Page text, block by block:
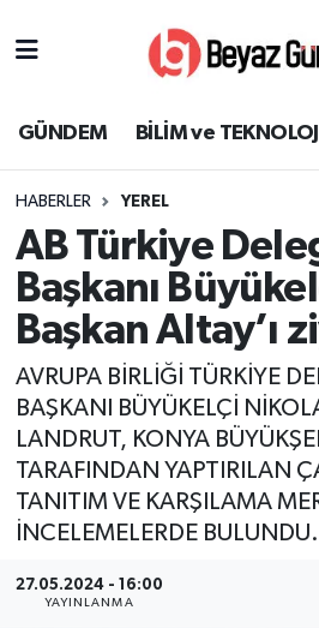
GÜNDEM BİLİM ve TEKNOLOJİ
HABERLER YEREL
AB Türkiye
Başkanı
Başkan Altay’ı
AVRUPA BİRLİĞİ TÜRKİYE
BAŞKANI BÜYÜKELÇİ
LANDRUT, KONYA
TARAFINDAN YAPTIRILAN
TANITIM VE KARŞILAMA
İNCELEMELERDE BULUNDU.
27.05.2024 - 16:00
YAYINLANMA
EKONOMİ
SPOR
SAĞLIK
EĞİTİM
KÜLTÜR SANAT
MAGAZİN
YEREL
Süper Lig Puan Durumu ve
Tüm Manşetler
Son Dakika Haberleri
Haber Arşivi